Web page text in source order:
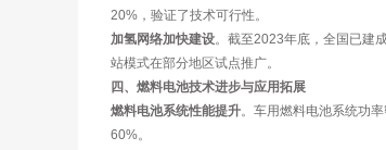
20%，验证了技术可行性。
加氢网络加快建设。截至2023年底，全国已建
站模式在部分地区试点推广。
四、燃料电池技术进步与应用拓展
燃料电池系统性能提升。车用燃料电池系统功
60%。